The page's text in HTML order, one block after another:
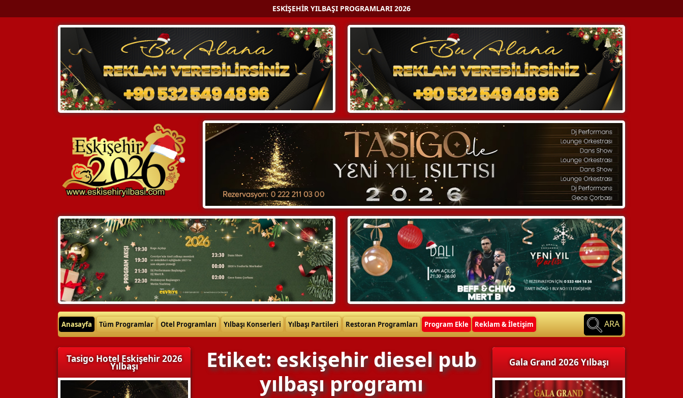
ESKIŞEHIR YILBAŞI PROGRAMLARI 2026
Anasayfa Tüm Programlar Otel Programları Yılbaşı Konserleri Yılbaşı Partileri Restoran Programları Program Ekle Reklam & İletişim ARA
Tasigo Hotel Eskişehir 2026
Yılbaşı
Etiket: eskişehir diesel pub
yılbaşı programı
Gala Grand 2026 Yılbaşı